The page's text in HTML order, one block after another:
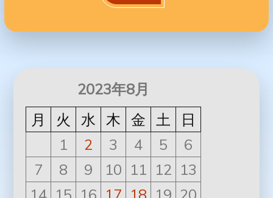
2023年8月
月
火 水 木 金 土
日
1
2 3 4 5
6
7
8 9 10 11 12 13
14 15 16 17 18 19 20